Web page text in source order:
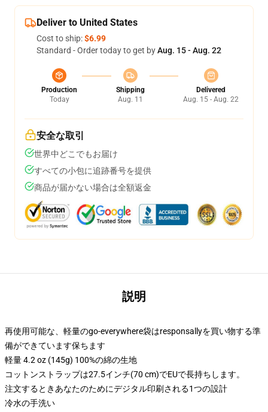
Deliver to United States
Cost to ship:$6.99
Standard - Order today to get byAug. 15 - Aug. 22
Production
Today
Shipping
Aug. 11
Delivered
Aug. 15 - Aug. 22
安全な取引
世界中どこでもお届け
すべての小包に追跡番号を提供
商品が届かない場合は全額返金
説明
再使用可能な、軽量のgo-everywhere袋はresponsallyを買い物する準
備ができています保ちます
軽量 4.2 oz (145g) 100%の綿の生地
コットンストラップは27.5インチ(70 cm)でEUで長持ちします。
注文するときあなたのためにデジタル印刷される1つの設計
冷水の手洗い